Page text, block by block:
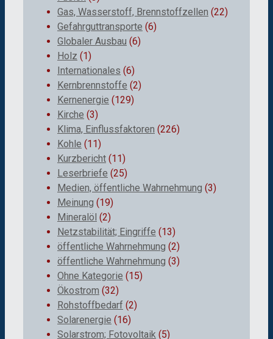
Gas, Wasserstoff, Brennstoffzellen (22)
Gefahrguttransporte (6)
Globaler Ausbau (6)
Holz (1)
Internationales (6)
Kernbrennstoffe (2)
Kernenergie (129)
Kirche (3)
Klima, Einflussfaktoren (226)
Kohle (11)
Kurzbericht (11)
Leserbriefe (25)
Medien, öffentliche Wahrnehmung (3)
Meinung (19)
Mineralöl (2)
Netzstabilität; Eingriffe (13)
öffentliche Wahrnehmung (2)
öffentliche Wahrnehmung (3)
Ohne Kategorie (15)
Ökostrom (32)
Rohstoffbedarf (2)
Solarenergie (16)
Solarstrom; Fotovoltaik (5)